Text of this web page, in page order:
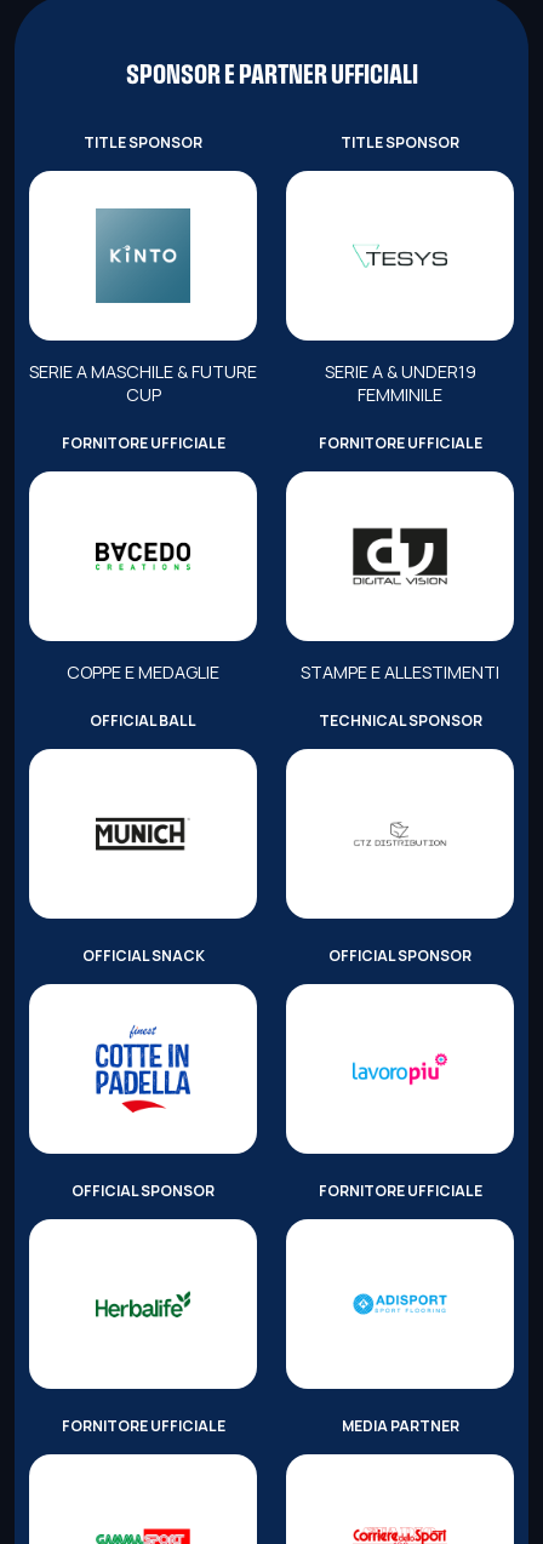
SPONSOR E PARTNER UFFICIALI
TITLE SPONSOR
SERIE A MASCHILE & FUTURE
CUP
TITLE SPONSOR
SERIE A & UNDER19
FEMMINILE
FORNITORE UFFICIALE
COPPE E MEDAGLIE
FORNITORE UFFICIALE
STAMPE E ALLESTIMENTI
OFFICIAL BALL TECHNICAL SPONSOR
OFFICIAL SNACK OFFICIAL SPONSOR
OFFICIAL SPONSOR FORNITORE UFFICIALE
FORNITORE UFFICIALE MEDIA PARTNER